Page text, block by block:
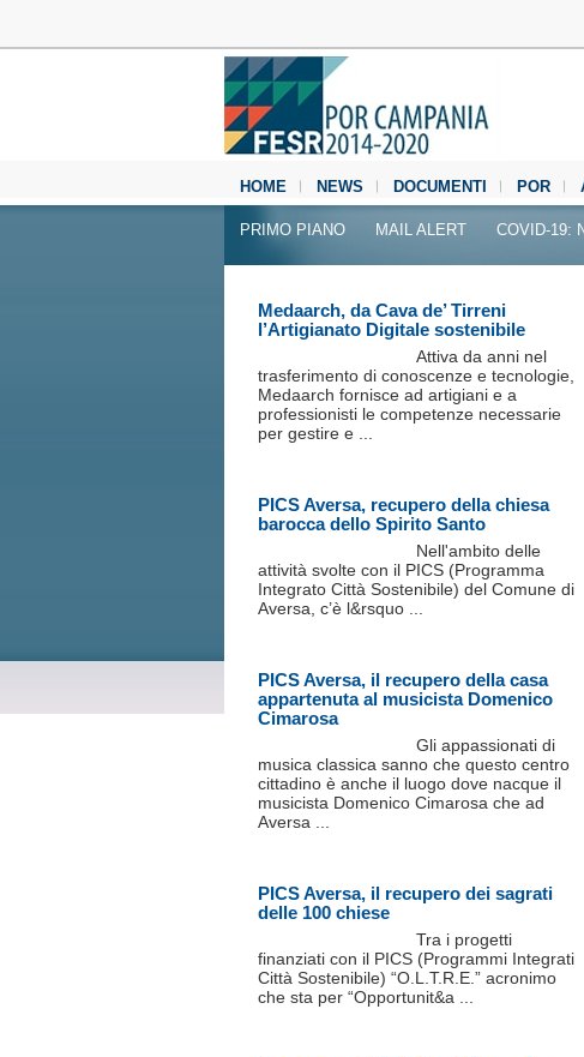
HOME NEWS DOCUMENTI POR
MEDIA CENTER
PRIMO PIANO MAIL ALERT COVID-19:
Medaarch, da Cava de’ Tirreni
l’Artigianato Digitale sostenibile
Attiva da anni nel
trasferimento di conoscenze e tecnologie,
Medaarch fornisce ad artigiani e a
professionisti le competenze necessarie
per gestire e ...
PICS Aversa, recupero della chiesa
barocca dello Spirito Santo
Nell'ambito delle
attività svolte con il PICS (Programma
Integrato Città Sostenibile) del Comune di
Aversa, c’è l&rsquo ...
PICS Aversa, il recupero della casa
appartenuta al musicista Domenico
Cimarosa
Gli appassionati di
musica classica sanno che questo centro
cittadino è anche il luogo dove nacque il
musicista Domenico Cimarosa che ad
Aversa ...
PICS Aversa, il recupero dei sagrati
delle 100 chiese
Tra i progetti
finanziati con il PICS (Programmi Integrati
Città Sostenibile) “O.L.T.R.E.” acronimo
che sta per “Opportunit&a ...